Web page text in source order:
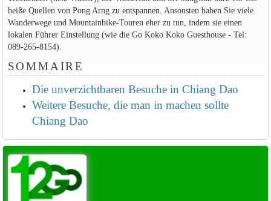
heiße Quellen von Pong Arng zu entspannen. Ansonsten haben Sie viele
Wanderwege und Mountainbike-Touren eher zu tun, indem sie einen
lokalen Führer Einstellung (wie die Go Koko Koko Guesthouse - Tel:
089-265-8154).
SOMMAIRE
Die unverzichtbaren Besuche in Chiang Dao
Weitere Besuche, die man in machen sollte
Chiang Dao